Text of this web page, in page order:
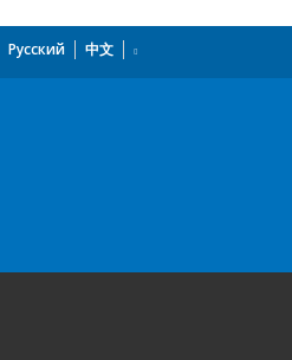
Русский 中文